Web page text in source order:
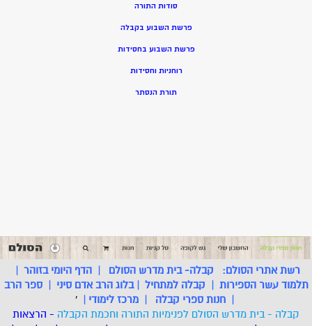
סודות התורה
פרשת השבוע בקבלה
פרשת השבוע בחסידות
רוחניות וחסידות
תורת הנסתר
רשת אתרי הסולם: קבלה- בית מדרש הסולם |הדף היומי בזוהר |
תלמוד עשר הספירות | קבלה למתחיל |בלוג הרב אדם סיני |ספר הרב
| חנות ספרי קבלה | מרכז לימודי |
'
קבלה - בית מדרש הסולם לפנימיות התורה וחכמת הקבלה - הרצאות